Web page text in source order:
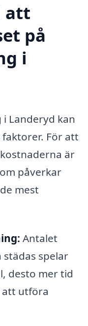
att
på
i
Landeryd kan
För att
är
påverkar
mest
Antalet
spelar
desto mer tid
att utföra